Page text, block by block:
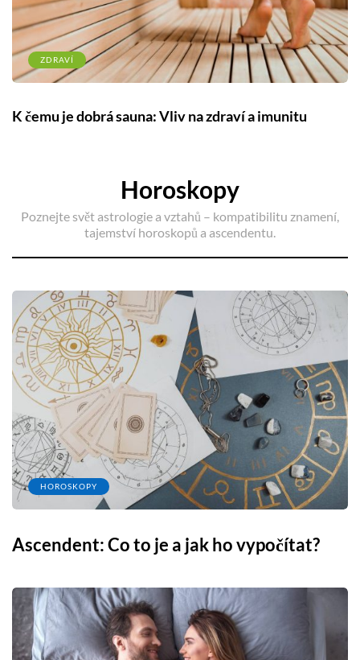
ZDRAVÍ
K čemu je dobrá sauna: Vliv na zdraví a imunitu
Horoskopy
Poznejte svět astrologie a vztahů – kompatibilitu znamení,
tajemství horoskopů a ascendentu.
HOROSKOPY
Ascendent: Co to je a jak ho vypočítat?